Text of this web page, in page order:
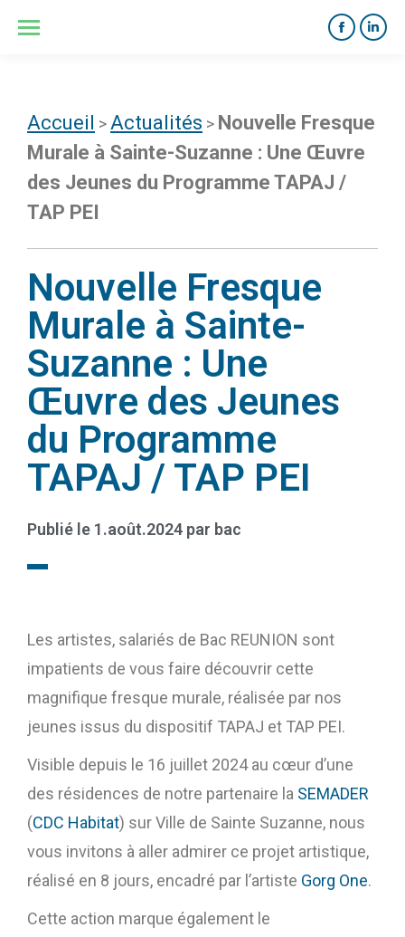
Accueil >Actualités > Nouvelle Fresque
Murale à Sainte-Suzanne : Une Œuvre
des Jeunes du Programme TAPAJ /
TAP PEI
Nouvelle Fresque
Murale à Sainte-
Suzanne : Une
Œuvre des Jeunes
du Programme
TAPAJ / TAP PEI
Publié le 1.août.2024 par bac
Les artistes, salariés de Bac REUNION sont
impatients de vous faire découvrir cette
magnifique fresque murale, réalisée par nos
jeunes issus du dispositif TAPAJ et TAP PEI.
Visible depuis le 16 juillet 2024 au cœur d’une
des résidences de notre partenaire la SEMADER
(CDC Habitat) sur Ville de Sainte Suzanne, nous
vous invitons à aller admirer ce projet artistique,
réalisé en 8 jours, encadré par l’artiste Gorg One.
Cette action marque également le